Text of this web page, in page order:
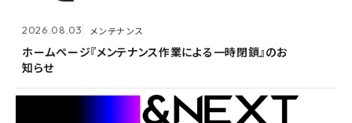
2026.08.03 メンテナンス
ホームページ『メンテナンス作業による一時閉鎖』のお
知らせ
Active! gate SS、SaaS型メール誤送信防止市場でシ
ェア1位を3年連続獲得
2026.05.14 メンテナンス
ホームページ『メンテナンス作業による一時閉鎖』のお